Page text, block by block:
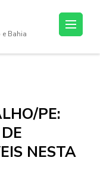
Bahia
PE:
NESTA